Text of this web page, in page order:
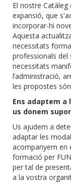
El nostre
expansió, que
incorporar-hi
Aquesta
necessitats
professionals del
necessitats
l’administració,
les propostes
Ens adaptem
us donem
Us ajudem a
adaptar les
acompanyem en
formació per
per tal de
a la vostra